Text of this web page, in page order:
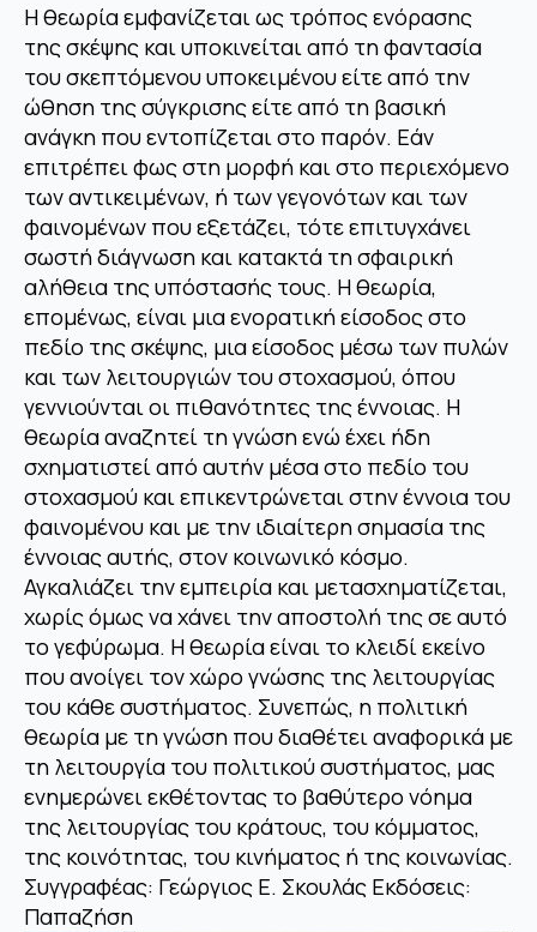
Η θεωρία εμφανίζεται ως τρόπος ενόρασης
της σκέψης και υποκινείται από τη φαντασία
του σκεπτόμενου υποκειμένου είτε από την
ώθηση της σύγκρισης είτε από τη βασική
ανάγκη που εντοπίζεται στο παρόν. Εάν
επιτρέπει φως στη μορφή και στο περιεχόμενο
των αντικειμένων, ή των γεγονότων και των
φαινομένων που εξετάζει, τότε επιτυγχάνει
σωστή διάγνωση και κατακτά τη σφαιρική
αλήθεια της υπόστασής τους. Η θεωρία,
επομένως, είναι μια ενορατική είσοδος στο
πεδίο της σκέψης, μια είσοδος μέσω των πυλών
και των λειτουργιών του στοχασμού, όπου
γεννιούνται οι πιθανότητες της έννοιας. Η
θεωρία αναζητεί τη γνώση ενώ έχει ήδη
σχηματιστεί από αυτήν μέσα στο πεδίο του
στοχασμού και επικεντρώνεται στην έννοια του
φαινομένου και με την ιδιαίτερη σημασία της
έννοιας αυτής, στον κοινωνικό κόσμο.
Αγκαλιάζει την εμπειρία και μετασχηματίζεται,
χωρίς όμως να χάνει την αποστολή της σε αυτό
το γεφύρωμα. Η θεωρία είναι το κλειδί εκείνο
που ανοίγει τον χώρο γνώσης της λειτουργίας
του κάθε συστήματος. Συνεπώς, η πολιτική
θεωρία με τη γνώση που διαθέτει αναφορικά με
τη λειτουργία του πολιτικού συστήματος, μας
ενημερώνει εκθέτοντας το βαθύτερο νόημα
της λειτουργίας του κράτους, του κόμματος,
της κοινότητας, του κινήματος ή της κοινωνίας.
Συγγραφέας: Γεώργιος Ε. Σκουλάς Εκδόσεις:
Παπαζήση